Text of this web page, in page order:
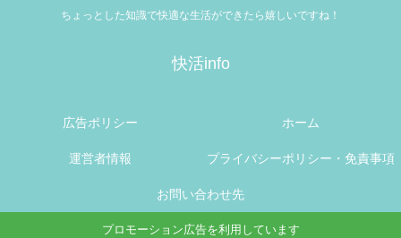
ちょっとした知識で快適な生活ができたら嬉しいですね！
快活info
広告ポリシー ホーム
運営者情報 プライバシーポリシー・免責事項
お問い合わせ先
プロモーション広告を利用しています